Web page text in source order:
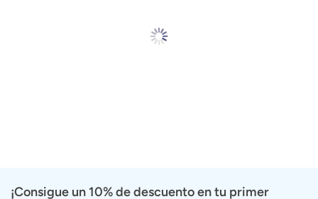
¡Consigue un 10% de descuento en tu primer